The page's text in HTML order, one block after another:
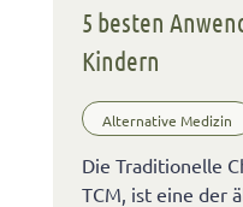
5 besten
Kindern
Alternative Medizin
Die Traditionelle
TCM, ist eine der